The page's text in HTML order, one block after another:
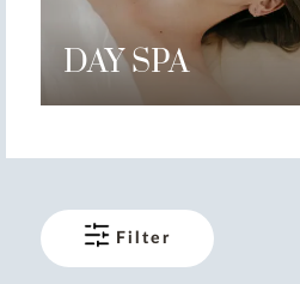
DAY SPA
Filter